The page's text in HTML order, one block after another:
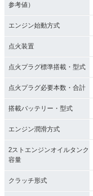
参考値）
エンジン始動方式
点火装置
点火プラグ標準搭載・型式
点火プラグ必要本数・合計
搭載バッテリー・型式
エンジン潤滑方式
2ストエンジンオイルタンク
容量
クラッチ形式